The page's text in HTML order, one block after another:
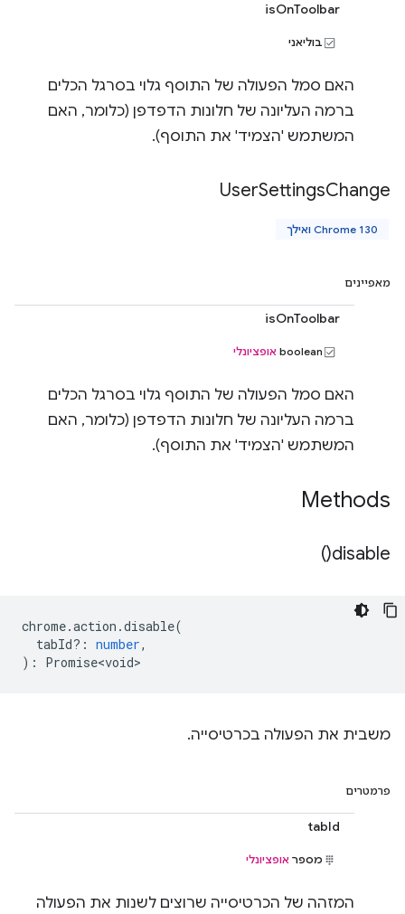
isOnToolbar
בוליאני
האם סמל הפעולה של התוסף גלוי בסרגל הכלים
ברמה העליונה של חלונות הדפדפן (כלומר, האם
המשתמש 'הצמיד' את התוסף).
UserSettingsChange
Chrome 130 ואילך
מאפיינים
isOnToolbar
‫boolean אופציונלי
האם סמל הפעולה של התוסף גלוי בסרגל הכלים
ברמה העליונה של חלונות הדפדפן (כלומר, האם
המשתמש 'הצמיד' את התוסף).
Methods
disable(
)
chrome.action .disable(
tabId? : number,
) : Promise<void>
משבית את הפעולה בכרטיסייה.
פרמטרים
tabId
מספר אופציונלי
המזהה של הכרטיסייה שרוצים לשנות את הפעולה